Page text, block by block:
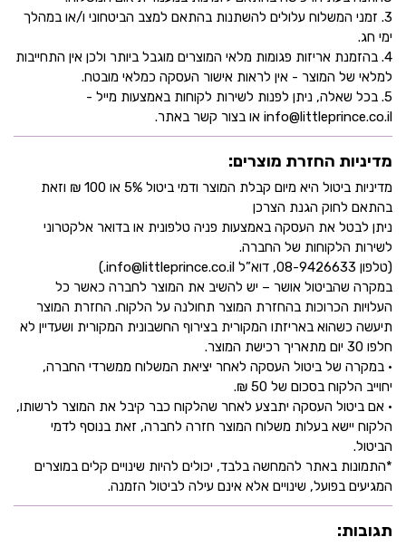
3. זמני המשלוח עלולים להשתנות בהתאם למצב הביטחוני ו/או במהלך
ימי חג.
4. בהזמנת אריזות פגומות מלאי המוצרים מוגבל ביותר ולכן אין התחייבות
למלאי של המוצר - אין לראות אישור העסקה כמלאי מובטח.
5. בכל שאלה, ניתן לפנות לשירות לקוחות באמצעות מייל -
info@littleprince.co.il או בצור קשר באתר.
מדיניות החזרת מוצרים:
מדיניות ביטול היא מיום קבלת המוצר ודמי ביטול 5% או 100 ₪ וזאת
בהתאם לחוק הגנת הצרכן
ניתן לבטל את העסקה באמצעות פניה טלפונית או בדואר אלקטרוני
לשירות הלקוחות של החברה.
(טלפון 08-9426633, דוא”ל info@littleprince.co.il.)
במקרה שהביטול אושר – יש להשיב את המוצר לחברה כאשר כל
העלויות הכרוכות בהחזרת המוצר תחולנה על הלקוח. החזרת המוצר
תיעשה כשהוא באריזתו המקורית בצירוף החשבונית המקורית ושעדיין לא
חלפו 30 יום מתאריך רכישת המוצר.
• במקרה של ביטול העסקה לאחר יציאת המשלוח ממשרדי החברה,
יחוייב הלקוח בסכום של 50 ₪.
• אם ביטול העסקה יתבצע לאחר שהלקוח כבר קיבל את המוצר לרשותו,
הלקוח יישא בעלות משלוח המוצר חזרה לחברה, זאת בנוסף לדמי
הביטול.
*התמונות באתר להמחשה בלבד, יכולים להיות שינויים קלים במוצרים
המגיעים בפועל, שינויים אלא אינם עילה לביטול הזמנה.
תגובות: